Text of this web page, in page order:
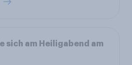
sich am Heiligabend am